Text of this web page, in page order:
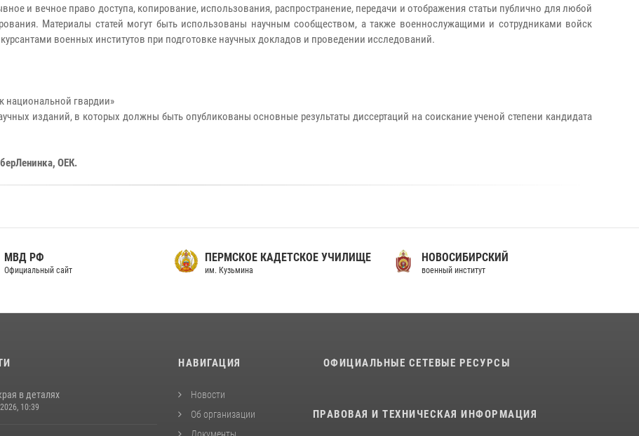
и вечное право доступа, копирование, использования, распространение, передачи и отображения статьи публично для любой
Материалы статей могут быть использованы научным сообществом, а также военнослужащими и сотрудниками войск
военных институтов при подготовке научных докладов и проведении исследований.
национальной гвардии»
изданий, в которых должны быть опубликованы основные результаты диссертаций на соискание ученой степени кандидата
ОЕК.
МВД РФ
Официальный сайт
ПЕРМСКОЕ КАДЕТСКОЕ УЧИЛИЩЕ
им. Кузьмина
НОВОСИБИРСКИЙ
военный институт
в деталях
10:39
НАВИГАЦИЯ
Новости
Об организации
ОФИЦИАЛЬНЫЕ СЕТЕВЫЕ РЕСУРСЫ
ПРАВОВАЯ И ТЕХНИЧЕСКАЯ ИНФОРМАЦИЯ